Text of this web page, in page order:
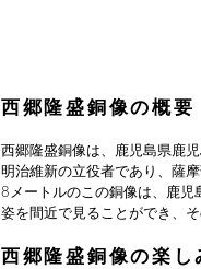
西郷隆盛銅像の概要
西郷隆盛銅像は、鹿児島県鹿
明治維新の立役者であり、薩
8メートルのこの銅像は、鹿児
姿を間近で見ることができ、
西郷隆盛銅像の楽し